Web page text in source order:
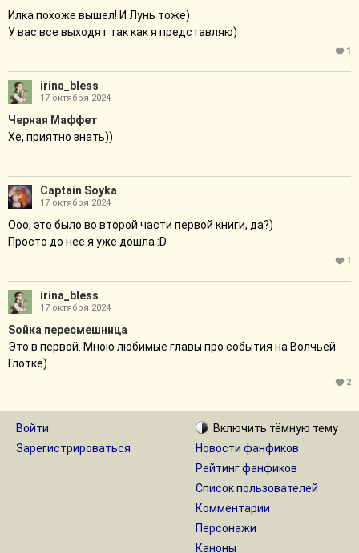
Илка похоже вышел! И Лунь тоже)
У вас все выходят так как я представляю)
1
irina_bless
17 октября 2024
Черная Маффет
Хе, приятно знать))
Captain Soyka
17 октября 2024
Ооо, это было во второй части первой книги, да?)
Просто до нее я уже дошла :D
1
irina_bless
17 октября 2024
Sойка пересмешница
Это в первой. Мною любимые главы про события на Волчьей
Глотке)
2
Войти
Зарегистрироваться
Включить тёмную тему
Новости фанфиков
Рейтинг фанфиков
Список пользователей
Комментарии
Персонажи
Каноны